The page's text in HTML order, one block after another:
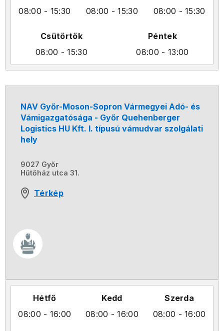
08:00 - 15:30
08:00 - 15:30
08:00 - 15:30
Csütörtök
08:00 - 15:30
Péntek
08:00 - 13:00
NAV Győr-Moson-Sopron Vármegyei Adó- és
Vámigazgatósága - Győr Quehenberger
Logistics HU Kft. I. típusú vámudvar szolgálati
hely
9027 Győr
Hűtőház utca 31.
Térkép
Hétfő
08:00 - 16:00
Kedd
08:00 - 16:00
Szerda
08:00 - 16:00